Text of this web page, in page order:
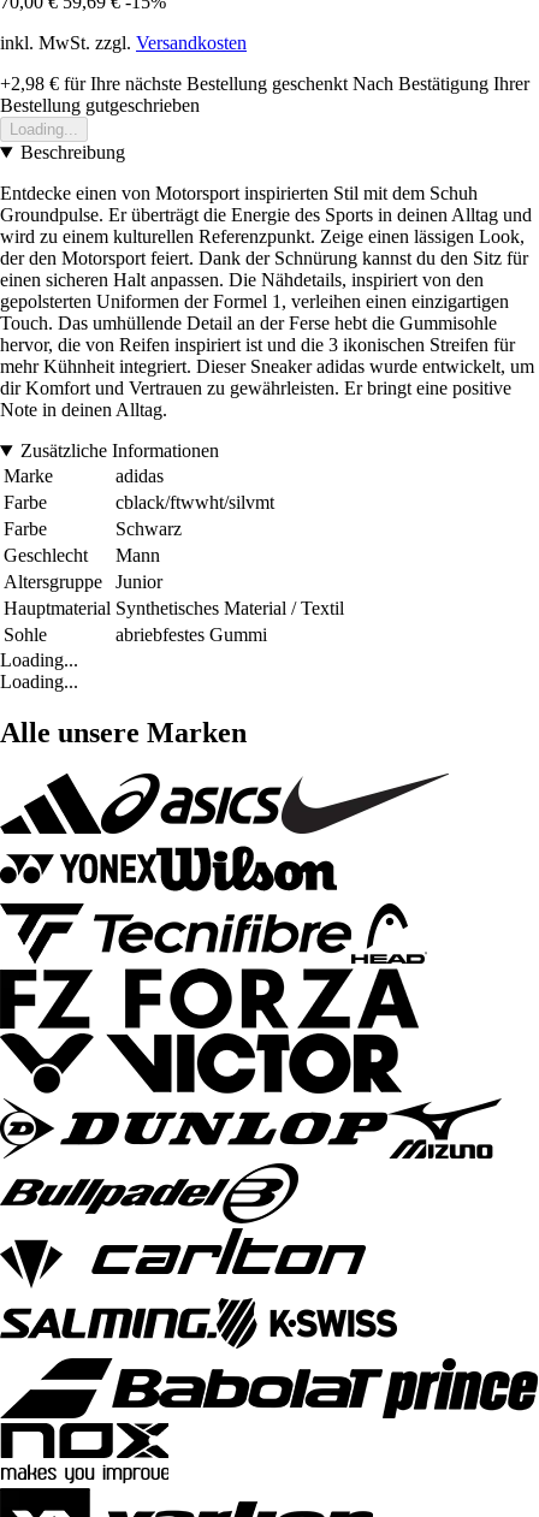
inkl. MwSt. zzgl. Versandkosten
+2,98 € für Ihre nächste Bestellung geschenkt Nach Bestätigung Ihrer
Bestellung gutgeschrieben
Loading...
Beschreibung
Entdecke einen von Motorsport inspirierten Stil mit dem Schuh
Groundpulse. Er überträgt die Energie des Sports in deinen Alltag und
wird zu einem kulturellen Referenzpunkt. Zeige einen lässigen Look,
der den Motorsport feiert. Dank der Schnürung kannst du den Sitz für
einen sicheren Halt anpassen. Die Nähdetails, inspiriert von den
gepolsterten Uniformen der Formel 1, verleihen einen einzigartigen
Touch. Das umhüllende Detail an der Ferse hebt die Gummisohle
hervor, die von Reifen inspiriert ist und die 3 ikonischen Streifen für
mehr Kühnheit integriert. Dieser Sneaker adidas wurde entwickelt, um
dir Komfort und Vertrauen zu gewährleisten. Er bringt eine positive
Note in deinen Alltag.
Zusätzliche Informationen
Marke
adidas
Farbe
cblack/ftwwht/silvmt
Farbe
Schwarz
Geschlecht
Mann
Altersgruppe
Junior
Hauptmaterial Synthetisches Material / Textil
Sohle
abriebfestes Gummi
Loading...
Loading...
Alle unsere Marken